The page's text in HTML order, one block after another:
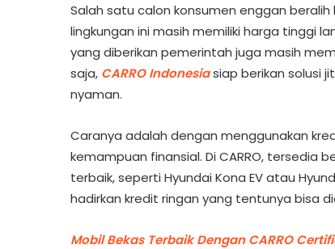
Salah satu calon konsumen enggan
lingkungan ini masih memiliki harga tinggi
yang diberikan pemerintah juga masih
saja, CARRO Indonesiasiap berikan solusi
nyaman.
Caranya adalah dengan menggunakan
kemampuan finansial. Di CARRO, tersedia
terbaik, seperti Hyundai Kona EV atau
hadirkan kredit ringan yang tentunya bisa
Mobil Bekas Terbaik Dengan CARRO